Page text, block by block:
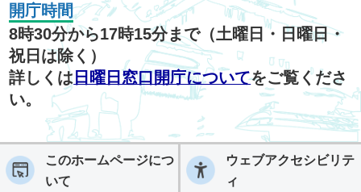
開庁時間
8時30分から17時15分まで（土曜日・日曜日・
祝日は除く）
詳しくは 日曜日窓口開庁についてをご覧くださ
い。
このホームページにつ
いて
ウェブアクセシビリテ
ィ